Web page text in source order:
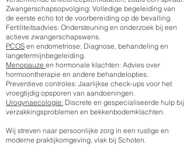
Zwangerschapsopvolging: Volledige begeleiding van
de eerste echo tot de voorbereiding op de bevalling.
Fertiliteitsadvies: Ondersteuning en onderzoek bij een
actieve zwangerschapswens.
PCOS en endometriose: Diagnose, behandeling en
langetermijnbegeleiding.
Menopauze en hormonale klachten: Advies over
hormoontherapie en andere behandelopties.
Preventieve controles: Jaarlijkse check-ups voor het
vroegtijdig opsporen van aandoeningen.
Urogynaecologie: Discrete en gespecialiseerde hulp bij
verzakkingsproblemen en bekkenbodemklachten.
Wij streven naar persoonlijke zorg in een rustige en
moderne praktijkomgeving, vlak bij Schoten.